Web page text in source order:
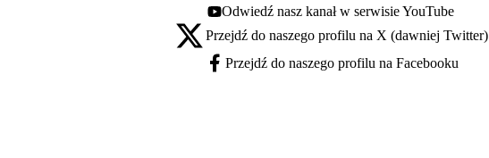
Youtube - otwiera się w nowej karcie
Odwiedź nasz kanał w serwisie YouTube
X - otwiera się w nowej karcie
Przejdź do naszego profilu na X (dawniej Twitter)
Facebook - otwiera się w nowej karcie
Przejdź do naszego profilu na Facebooku